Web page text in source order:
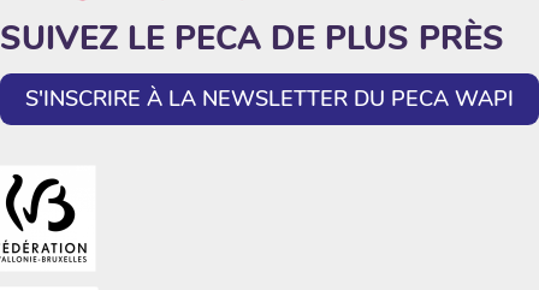
SUIVEZ LE PECA DE PLUS PRÈS
S'INSCRIRE À LA NEWSLETTER DU PECA WAPI